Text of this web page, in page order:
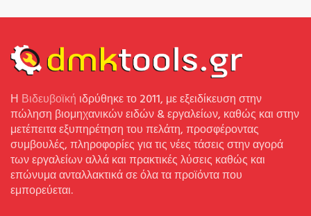
Η Βιδευβοϊκή ιδρύθηκε το 2011, με εξειδίκευση στην
πώληση βιομηχανικών ειδών & εργαλείων, καθώς και στην
μετέπειτα εξυπηρέτηση του πελάτη, προσφέροντας
συμβουλές, πληροφορίες για τις νέες τάσεις στην αγορά
των εργαλείων αλλά και πρακτικές λύσεις καθώς και
επώνυμα ανταλλακτικά σε όλα τα προϊόντα που
εμπορεύεται.